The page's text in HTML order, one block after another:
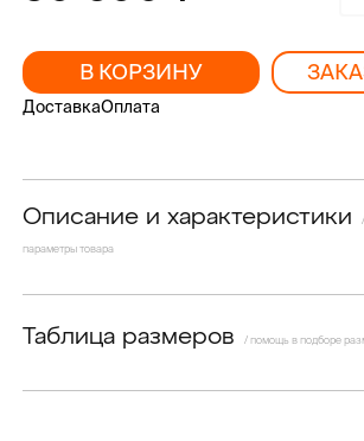
В КОРЗИНУ
ДоставкаОплата
Описание и характеристики
параметры товара
Таблица размеров / помощь в подборе